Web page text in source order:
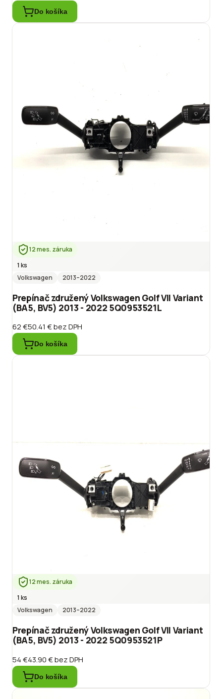
Do košíka
12 mes. záruka
1 ks
Volkswagen
2013–2022
Prepínač združený Volkswagen Golf VII Variant
(BA5, BV5) 2013 - 2022 5Q0953521L
62 €50.41 €bez DPH
Do košíka
12 mes. záruka
1 ks
Volkswagen
2013–2022
Prepínač združený Volkswagen Golf VII Variant
(BA5, BV5) 2013 - 2022 5Q0953521P
54 €43.90 €bez DPH
Do košíka